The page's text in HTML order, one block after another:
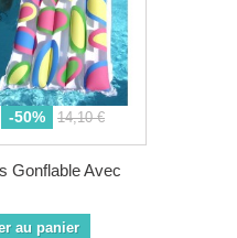
-50% 14,10 €
Gonflable Avec
au panier